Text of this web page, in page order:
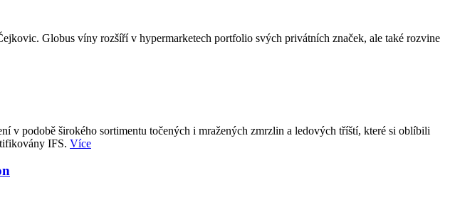
Globus víny rozšíří v hypermarketech portfolio svých privátních značek, ale také rozvine
v podobě širokého sortimentu točených i mražených zmrzlin a ledových tříští, které si oblíbili
IFS. Více